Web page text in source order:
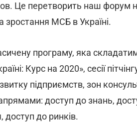
Це перетворить наш форум
зростання МСБ в Україні.
програму, яка
Курс на 2020», сесії
підприємств, зон
доступ до знань,
до ринків.